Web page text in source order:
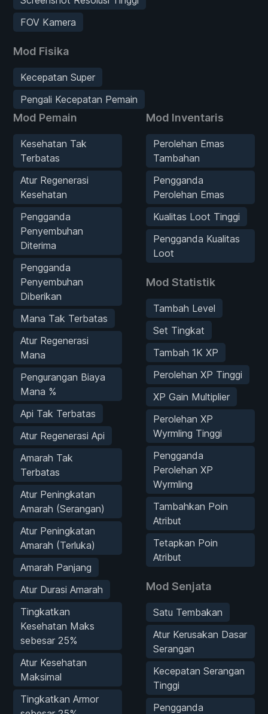
FOV Kamera
Mod Fisika
Kecepatan Super
Pengali Kecepatan Pemain
Mod Pemain
Kesehatan Tak
Terbatas
Atur Regenerasi
Kesehatan
Pengganda
Penyembuhan
Diterima
Pengganda
Penyembuhan
Diberikan
Mana Tak Terbatas
Atur Regenerasi
Mana
Pengurangan Biaya
Mana %
Api Tak Terbatas
Atur Regenerasi Api
Amarah Tak
Terbatas
Atur Peningkatan
Amarah (Serangan)
Atur Peningkatan
Amarah (Terluka)
Amarah Panjang
Atur Durasi Amarah
Tingkatkan
Kesehatan Maks
sebesar 25%
Atur Kesehatan
Maksimal
Tingkatkan Armor
Mod Inventaris
Perolehan Emas
Tambahan
Pengganda
Perolehan Emas
Kualitas Loot Tinggi
Pengganda Kualitas
Loot
Mod Statistik
Tambah Level
Set Tingkat
Tambah 1K XP
Perolehan XP Tinggi
XP Gain Multiplier
Perolehan XP
Wyrmling Tinggi
Pengganda
Perolehan XP
Wyrmling
Tambahkan Poin
Atribut
Tetapkan Poin
Atribut
Mod Senjata
Satu Tembakan
Atur Kerusakan Dasar
Serangan
Kecepatan Serangan
Tinggi
Pengganda